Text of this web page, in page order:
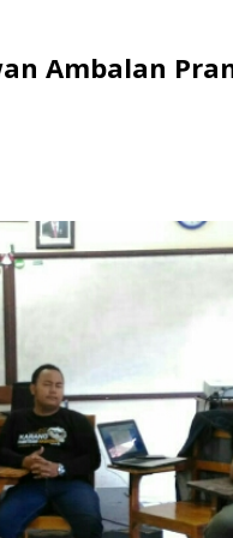
Ambalan